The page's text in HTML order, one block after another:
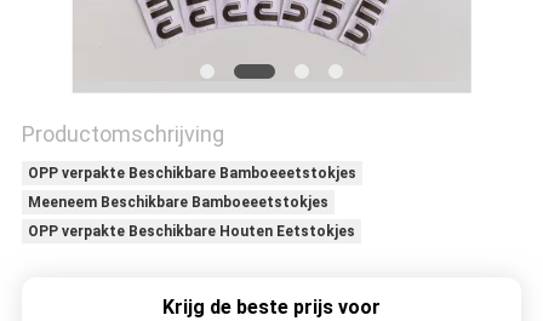
Productomschrijving
OPP verpakte Beschikbare Bamboeeetstokjes
Meeneem Beschikbare Bamboeeetstokjes
OPP verpakte Beschikbare Houten Eetstokjes
Krijg de beste prijs voor